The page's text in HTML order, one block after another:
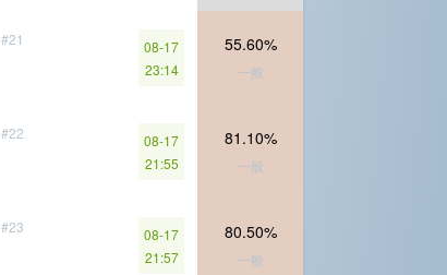
#21
08-17
23:14
55.60%
一般
#22
08-17
21:55
81.10%
一般
#23
08-17
21:57
80.50%
一般